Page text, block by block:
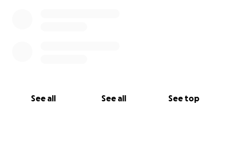
See all See all See top